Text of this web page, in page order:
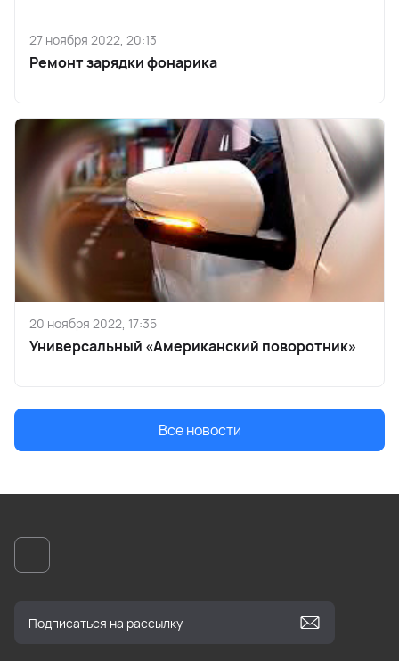
27 ноября 2022, 20:13
Ремонт зарядки фонарика
20 ноября 2022, 17:35
Универсальный «Американский поворотник»
Все новости